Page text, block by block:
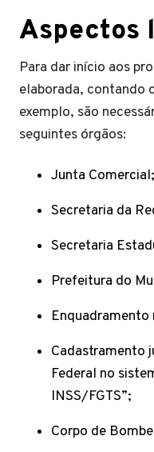
Aspectos
Para dar início aos
elaborada, contando
exemplo, são
seguintes órgãos:
Junta Comercial;
Secretaria da
Secretaria
Prefeitura do
Cadastramento
Federal no
INSS/FGTS”;
Corpo de